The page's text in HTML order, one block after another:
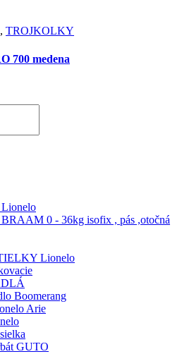
, TROJKOLKY
700 medena
0 - 36kg isofix , pás ,otočná
Lionelo
Boomerang
Arie
GUTO